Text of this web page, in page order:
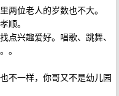
两位老人的岁数也不大。
顺。
点兴趣爱好。唱歌、跳舞、
。
不一样，你哥又不是幼儿园